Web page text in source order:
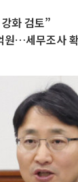
화 검토”
원…세무조사